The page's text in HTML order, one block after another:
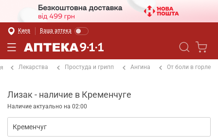
Киев Ваша аптека
Лекарства Простуда и грипп Ангина От боли в горле
Лизак - наличие в Кременчуге
Наличие актуально на 02:00